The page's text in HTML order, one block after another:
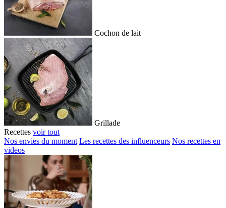
Cochon de lait
Grillade
Recettes voir tout
Nos envies du moment Les recettes des influenceurs Nos recettes en
videos